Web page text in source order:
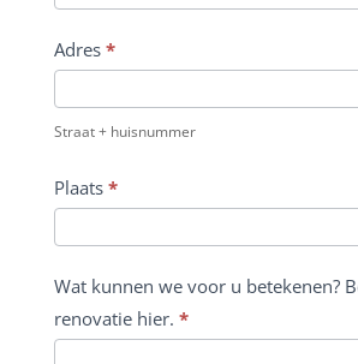
Adres *
Straat + huisnummer
Plaats *
Wat kunnen we voor u betekenen?
renovatie hier. *